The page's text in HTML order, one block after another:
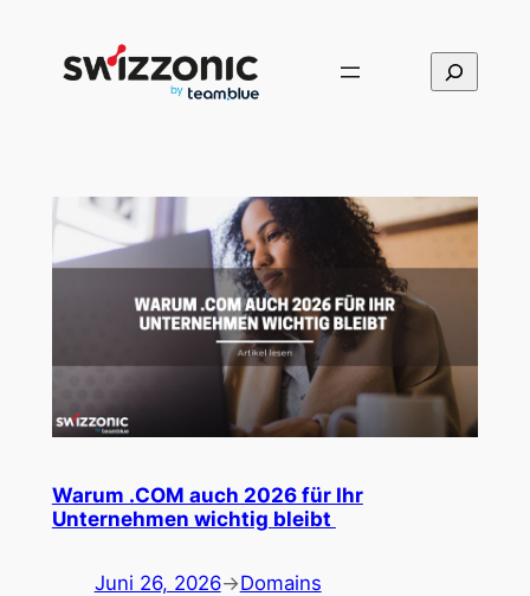
Suchen
Warum .COM auch 2026 für Ihr
Unternehmen wichtig bleibt
Juni 26, 2026→Domains